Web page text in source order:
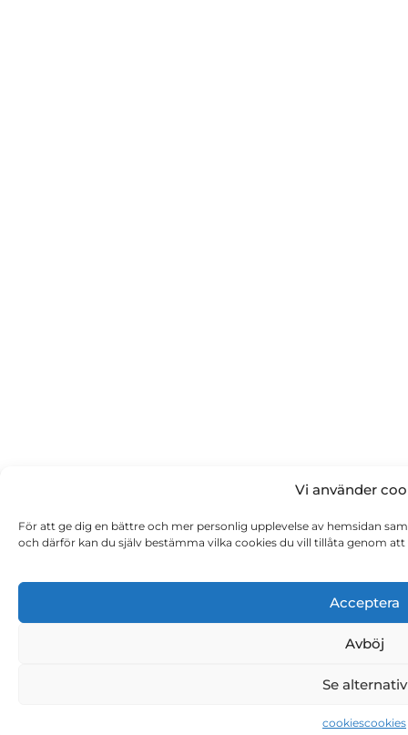
Vi använder
För att ge dig en bättre och mer personlig upplevelse av hemsidan
och därför kan du själv bestämma vilka cookies du vill tillåta genom
Acceptera
Avböj
Se alternativ
cookiescookies